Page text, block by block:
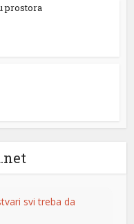
prostora
svi treba da